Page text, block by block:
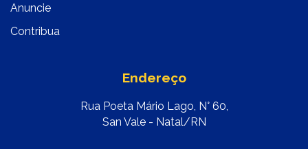
Anuncie
Contribua
Endereço
Rua Poeta Mário Lago, N° 60,
San Vale - Natal/RN